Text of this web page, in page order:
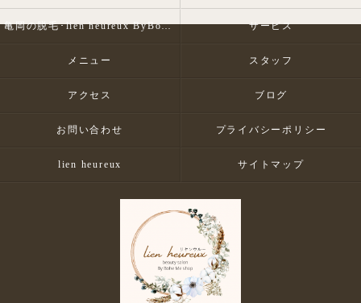
亀岡の脱毛･lien heureux ByBohe Me shopのお客様の声 サービス
メニュー スタッフ
アクセス ブログ
お問い合わせ プライバシーポリシー
lien heureux サイトマップ